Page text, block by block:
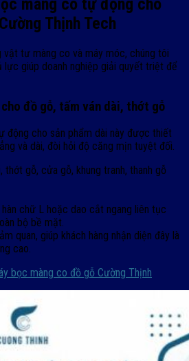
màng co tự động cho
Thịnh Tech
tư màng co và máy móc, chúng tôi
lực giúp doanh nghiệp giải quyết triệt để
đồ gỗ, tấm ván dài, thớt gỗ
động cho sản phẩm dài này được thiết
và dài, đòi hỏi độ căng mịn tuyệt đối.
thớt gỗ, cửa gỗ, khung tranh, thanh gỗ
hàn chữ L hoặc dao cắt ngang liên tục
bộ bề mặt.
quan, giúp khách hàng nhận diện đây là
cao.
bọc màng co đồ gỗ Cường Thịnh